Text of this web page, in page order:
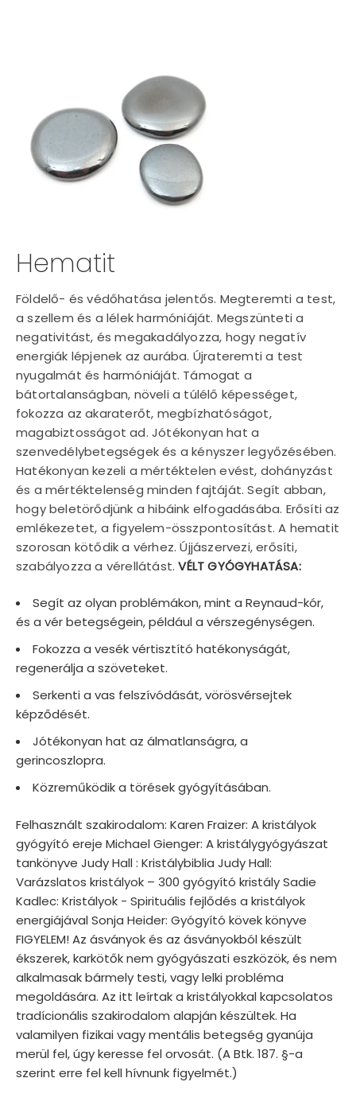
Hematit
Földelő- és védőhatása jelentős. Megteremti a test,
a szellem és a lélek harmóniáját. Megszünteti a
negativitást, és megakadályozza, hogy negatív
energiák lépjenek az aurába. Újrateremti a test
nyugalmát és harmóniáját. Támogat a
bátortalanságban, növeli a túlélő képességet,
fokozza az akaraterőt, megbízhatóságot,
magabiztosságot ad. Jótékonyan hat a
szenvedélybetegségek és a kényszer legyőzésében.
Hatékonyan kezeli a mértéktelen evést, dohányzást
és a mértéktelenség minden fajtáját. Segít abban,
hogy beletörődjünk a hibáink elfogadásába. Erősíti az
emlékezetet, a figyelem-összpontosítást. A hematit
szorosan kötődik a vérhez. Újjászervezi, erősíti,
szabályozza a vérellátást.VÉLT GYÓGYHATÁSA:
Segít az olyan problémákon, mint a Reynaud-kór,
és a vér betegségein, például a vérszegénységen.
Fokozza a vesék vértisztító hatékonyságát,
regenerálja a szöveteket.
Serkenti a vas felszívódását, vörösvérsejtek
képződését.
Jótékonyan hat az álmatlanságra, a
gerincoszlopra.
Közreműködik a törések gyógyításában.
Felhasznált szakirodalom: Karen Fraizer: A kristályok
gyógyító ereje Michael Gienger: A kristálygyógyászat
tankönyve Judy Hall : Kristálybiblia Judy Hall:
Varázslatos kristályok – 300 gyógyító kristály Sadie
Kadlec: Kristályok - Spirituális fejlődés a kristályok
energiájával Sonja Heider: Gyógyító kövek könyve
FIGYELEM! Az ásványok és az ásványokból készült
ékszerek, karkötők nem gyógyászati eszközök, és nem
alkalmasak bármely testi, vagy lelki probléma
megoldására. Az itt leírtak a kristályokkal kapcsolatos
tradícionális szakirodalom alapján készültek. Ha
valamilyen fizikai vagy mentális betegség gyanúja
merül fel, úgy keresse fel orvosát. (A Btk. 187. §-a
szerint erre fel kell hívnunk figyelmét.)